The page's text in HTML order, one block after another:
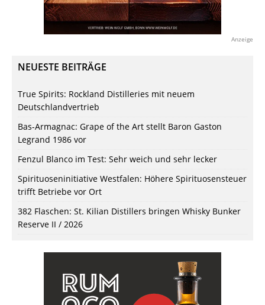
Anzeige
NEUESTE BEITRÄGE
True Spirits: Rockland Distilleries mit neuem
Deutschlandvertrieb
Bas-Armagnac: Grape of the Art stellt Baron Gaston
Legrand 1986 vor
Fenzul Blanco im Test: Sehr weich und sehr lecker
Spirituoseninitiative Westfalen: Höhere Spirituosensteuer
trifft Betriebe vor Ort
382 Flaschen: St. Kilian Distillers bringen Whisky Bunker
Reserve II / 2026